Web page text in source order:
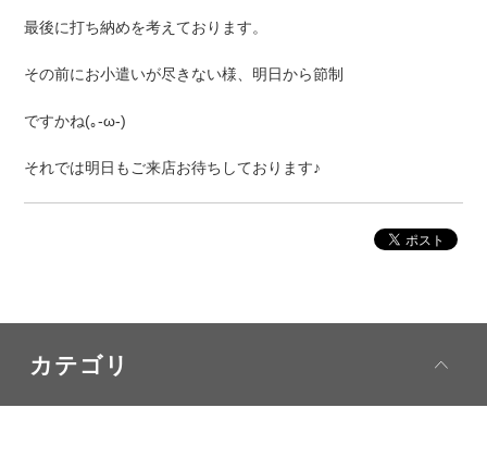
最後に打ち納めを考えております。
その前にお小遣いが尽きない様、明日から節制
ですかね(｡-ω-)
それでは明日もご来店お待ちしております♪
カテゴリ